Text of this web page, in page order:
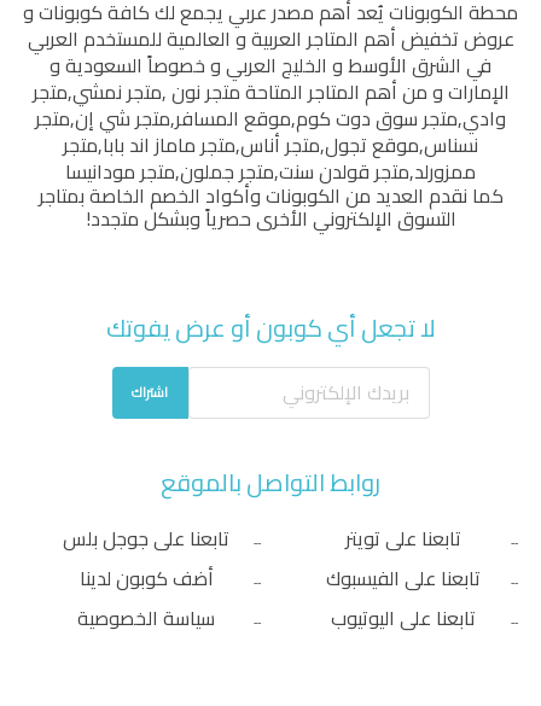
محطة الكوبوناتيُعد أهم مصدر عربي يجمع لك كافة كوبونات و
عروض تخفيض أهم المتاجر العربية و العالمية للمستخدم العربي
في الشرق الأوسط و الخليج العربي و خصوصاً السعودية و
الإمارات و من أهم المتاجر المتاحةمتجر نون,متجر نمشي,متجر
وادي,متجر سوق دوت كوم,موقع المسافر,متجر شي إن,متجر
نسناس,موقع تجول,متجر أناس,متجر ماماز اند بابا,متجر
ممزورلد,متجر قولدن سنت,متجر جملون,متجر مودانيسا
كما نقدم العديد من الكوبونات وأكواد الخصم الخاصة بمتاجر
التسوق الإلكتروني الأخرى حصرياً وبشكل متجدد!
لا تجعل أي كوبون أو عرض يفوتك
اشتراك
روابط التواصل بالموقع
تابعنا على تويتر
تابعنا على الفيسبوك
تابعنا على اليوتيوب
تابعنا على جوجل بلس
أضف كوبون لدينا
سياسة الخصوصية